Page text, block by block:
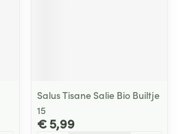
Salus Tisane Salie Bio Builtje
15
€ 5,99